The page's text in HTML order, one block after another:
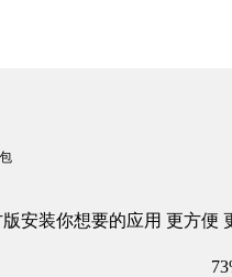
安装你想要的应用 更方便